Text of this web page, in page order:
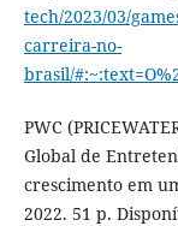
tech/2023/03/
carreira-no-
brasil/
PWC
Global de
crescimento em
2022. 51 p.